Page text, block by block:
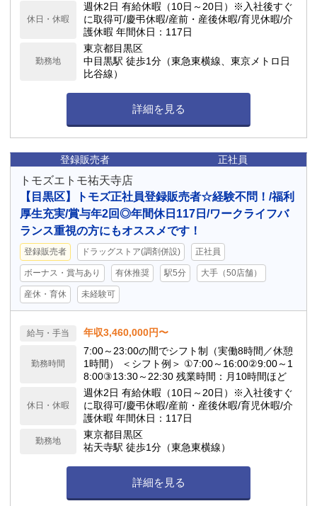
休日・休暇
週休2日 有給休暇（10日～20日）※入社後すぐ
に取得可/慶弔休暇/産前・産後休暇/育児休暇/介
護休暇 年間休日：117日
勤務地
東京都目黒区
中目黒駅 徒歩1分（東急東横線、東京メトロ日
比谷線）
詳細を見る
登録販売者 正社員
トモズエトモ祐天寺店
【目黒区】トモズ正社員登録販売者☆経験不問！/福利
厚生充実/賞与年2回◎年間休日117日/ワークライフバ
ランス重視の方にもオススメです！
登録販売者 ドラッグストア(調剤併設) 正社員
ボーナス・賞与あり 有休推奨 駅5分 大手（50店舗）
産休・育休 未経験可
給与・手当 年収3,460,000円〜
勤務時間
7:00～23:00の間でシフト制（実働8時間／休憩
1時間） ＜シフト例＞ ①7:00～16:00②9:00～1
8:00③13:30～22:30 残業時間：月10時間ほど
休日・休暇
週休2日 有給休暇（10日～20日）※入社後すぐ
に取得可/慶弔休暇/産前・産後休暇/育児休暇/介
護休暇 年間休日：117日
勤務地
東京都目黒区
祐天寺駅 徒歩1分（東急東横線）
詳細を見る